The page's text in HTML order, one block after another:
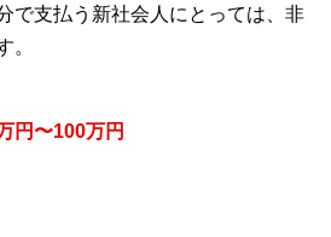
で支払う新社会人にとっては、非
。
円〜100万円